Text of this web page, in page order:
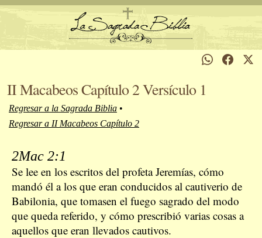
II Macabeos Capítulo 2 Versículo 1
Regresar a la Sagrada Biblia •
Regresar a II Macabeos Capítulo 2
2Mac 2:1
Se lee en los escritos del profeta Jeremías, cómo
mandó él a los que eran conducidos al cautiverio de
Babilonia, que tomasen el fuego sagrado del modo
que queda referido, y cómo prescribió varias cosas a
aquellos que eran llevados cautivos.